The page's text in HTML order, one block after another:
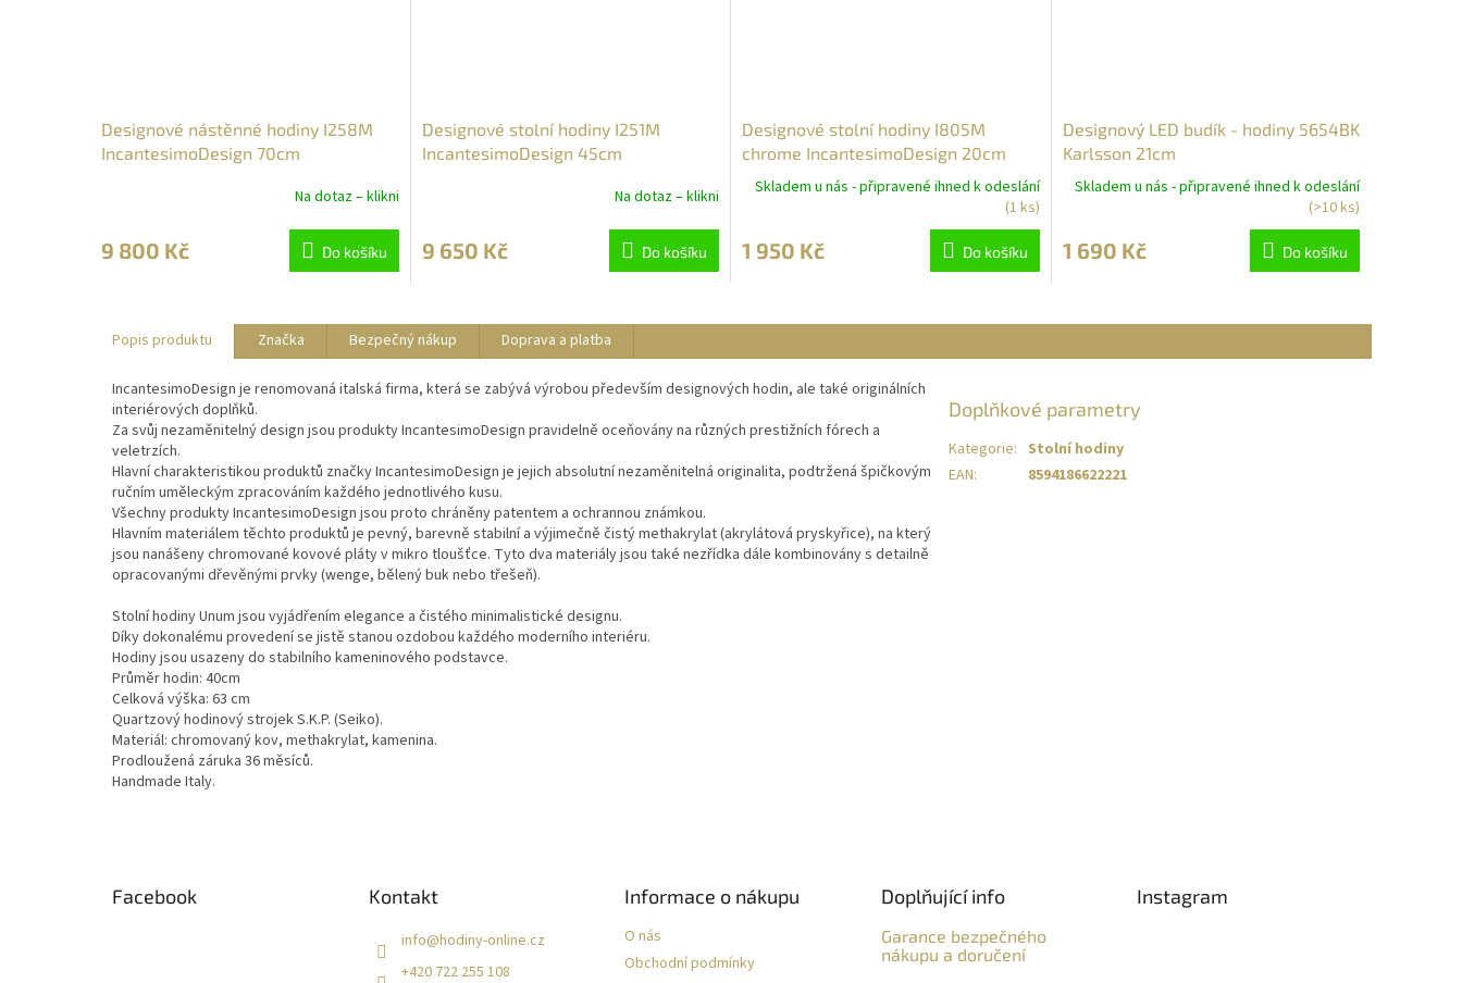
Designové nástěnné hodiny I258M
IncantesimoDesign 70cm
Na dotaz – klikni
9 800 Kč Do košíku
Designové stolní hodiny I251M
IncantesimoDesign 45cm
Na dotaz – klikni
9 650 Kč Do košíku
Designové stolní hodiny I805M
chrome IncantesimoDesign 20cm
Skladem u nás - připravené ihned k odeslání
(1 ks)
1 950 Kč Do košíku
Designový LED budík - hodiny 5654BK
Karlsson 21cm
Skladem u nás - připravené ihned k odeslání
(>10 ks)
1 690 Kč Do košíku
Popis produktu Značka Bezpečný nákup Doprava a platba
IncantesimoDesign je renomovaná italská firma, která se zabývá výrobou především designových hodin, ale také originálních
interiérových doplňků.
Za svůj nezaměnitelný design jsou produkty IncantesimoDesign pravidelně oceňovány na různých prestižních fórech a
veletrzích.
Hlavní charakteristikou produktů značky IncantesimoDesign je jejich absolutní nezaměnitelná originalita, podtržená špičkovým
ručním uměleckým zpracováním každého jednotlivého kusu.
Všechny produkty IncantesimoDesign jsou proto chráněny patentem a ochrannou známkou.
Hlavním materiálem těchto produktů je pevný, barevně stabilní a výjimečně čistý methakrylat (akrylátová pryskyřice), na který
jsou nanášeny chromované kovové pláty v mikro tloušťce. Tyto dva materiály jsou také nezřídka dále kombinovány s detailně
opracovanými dřevěnými prvky (wenge, bělený buk nebo třešeň).
Stolní hodiny Unum jsou vyjádřením elegance a čistého minimalistické designu.
Díky dokonalému provedení se jistě stanou ozdobou každého moderního interiéru.
Hodiny jsou usazeny do stabilního kameninového podstavce.
Průměr hodin: 40cm
Celková výška: 63 cm
Quartzový hodinový strojek S.K.P. (Seiko).
Materiál: chromovaný kov, methakrylat, kamenina.
Prodloužená záruka 36 měsíců.
Handmade Italy.
Doplňkové parametry
Kategorie: Stolní hodiny
EAN: 8594186622221
Facebook Kontakt
info@hodiny-online.cz
+420 722 255 108
Informace o nákupu
O nás
Obchodní podmínky
Doplňující info
Garance bezpečného
nákupu a doručení
Instagram